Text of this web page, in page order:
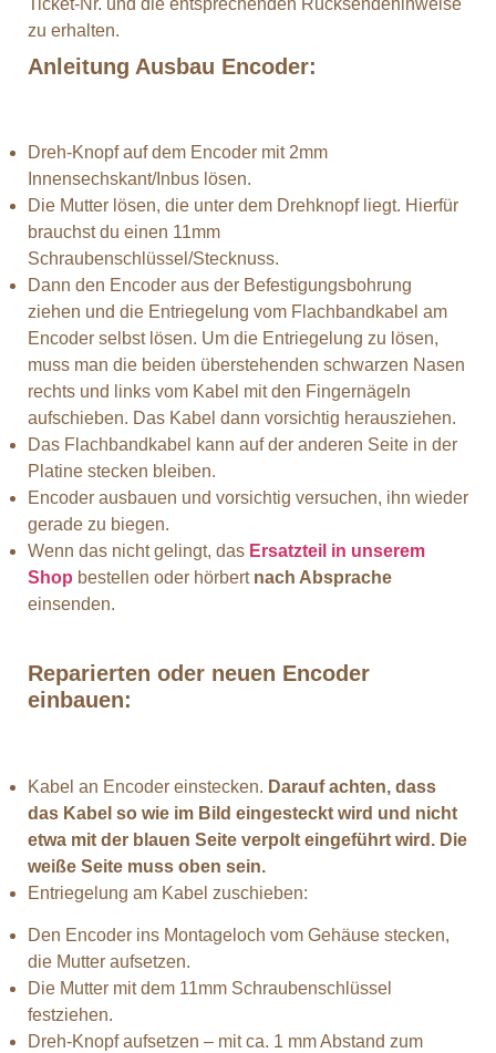
zu erhalten.
Anleitung Ausbau Encoder:
Dreh-Knopf auf dem Encoder mit 2mm
Innensechskant/Inbus lösen.
Die Mutter lösen, die unter dem Drehknopf liegt. Hierfür
brauchst du einen 11mm
Schraubenschlüssel/Stecknuss.
Dann den Encoder aus der Befestigungsbohrung
ziehen und die Entriegelung vom Flachbandkabel am
Encoder selbst lösen. Um die Entriegelung zu lösen,
muss man die beiden überstehenden schwarzen Nasen
rechts und links vom Kabel mit den Fingernägeln
aufschieben. Das Kabel dann vorsichtig herausziehen.
Das Flachbandkabel kann auf der anderen Seite in der
Platine stecken bleiben.
Encoder ausbauen und vorsichtig versuchen, ihn wieder
gerade zu biegen.
Wenn das nicht gelingt, das Ersatzteil in unserem
Shop bestellen oder hörbert nach Absprache
einsenden.
Reparierten oder neuen Encoder
einbauen:
Kabel an Encoder einstecken. Darauf achten, dass
das Kabel so wie im Bild eingesteckt wird und nicht
etwa mit der blauen Seite verpolt eingeführt wird. Die
weiße Seite muss oben sein.
Entriegelung am Kabel zuschieben:
Den Encoder ins Montageloch vom Gehäuse stecken,
die Mutter aufsetzen.
Die Mutter mit dem 11mm Schraubenschlüssel
festziehen.
Dreh-Knopf aufsetzen – mit ca. 1 mm Abstand zum